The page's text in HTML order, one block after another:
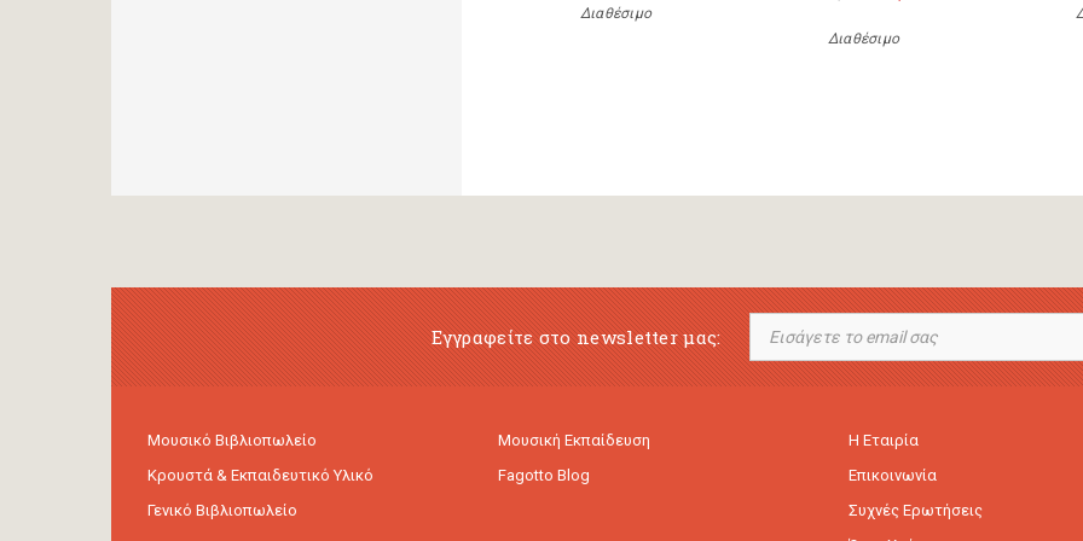
Διαθέσιμο
Διαθέσιμο
Εγγραφείτε στο newsletter μας:
Μουσικό Βιβλιοπωλείο
Κρουστά & Εκπαιδευτικό Υλικό
Γενικό Βιβλιοπωλείο
Μουσική Εκπαίδευση
Fagotto Blog
Η Εταιρία
Επικοινωνία
Συχνές Ερωτήσεις